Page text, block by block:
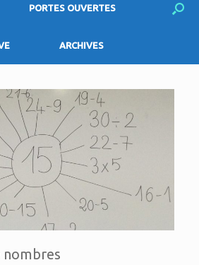
PORTES OUVERTES
ARCHIVES
nombres